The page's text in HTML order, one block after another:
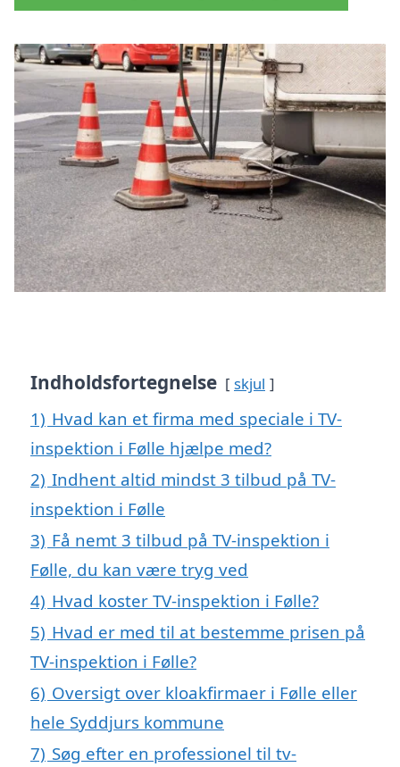
Indholdsfortegnelse skjul
1) Hvad kan et firma med speciale i TV-
inspektion i Følle hjælpe med?
2) Indhent altid mindst 3 tilbud på TV-
inspektion i Følle
3) Få nemt 3 tilbud på TV-inspektion i
Følle, du kan være tryg ved
4) Hvad koster TV-inspektion i Følle?
5) Hvad er med til at bestemme prisen på
TV-inspektion i Følle?
6) Oversigt over kloakfirmaer i Følle eller
hele Syddjurs kommune
7) Søg efter en professionel til tv-